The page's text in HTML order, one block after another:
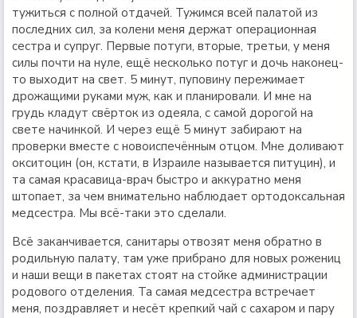
тужиться с полной отдачей. Тужимся всей палатой из
последних сил, за колени меня держат операционная
сестра и супруг. Первые потуги, вторые, третьи, у меня
силы почти на нуле, ещё несколько потуг и дочь наконец-
то выходит на свет. 5 минут, пуповину пережимает
дрожащими руками муж, как и планировали. И мне на
грудь кладут свёрток из одеяла, с самой дорогой на
свете начинкой. И через ещё 5 минут забирают на
проверки вместе с новоиспечённым отцом. Мне доливают
окситоцин (он, кстати, в Израиле называется питуцин), и
та самая красавица-врач быстро и аккуратно меня
штопает, за чем внимательно наблюдает ортодоксальная
медсестра. Мы всё-таки это сделали.
Всё заканчивается, санитары отвозят меня обратно в
родильную палату, там уже прибрано для новых рожениц
и наши вещи в пакетах стоят на стойке администрации
родового отделения. Та самая медсестра встречает
меня, поздравляет и несёт крепкий чай с сахаром и пару